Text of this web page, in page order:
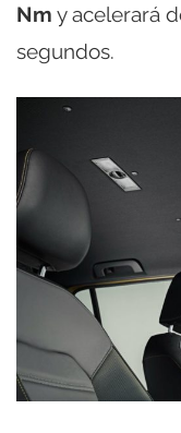
Nm y acelerará
segundos.